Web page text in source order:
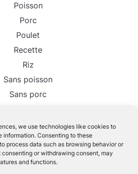
we use technologies like cookies to
information. Consenting to these
process data such as browsing behavior or
consenting or withdrawing consent, may
and functions.
Poisson
Porc
Poulet
Recette
Riz
Sans poisson
Sans porc
vegan
Végétalien
Végétarien